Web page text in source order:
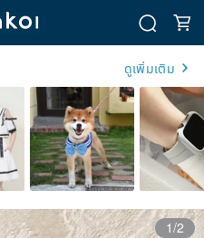
ดูเพิ่มเติม
1/2